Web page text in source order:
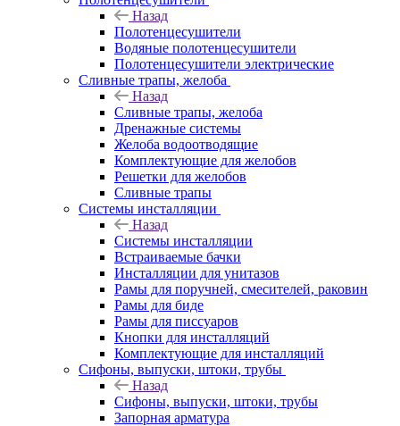
Назад
Полотенцесушители
Водяные полотенцесушители
Полотенцесушители электрические
Сливные трапы, желоба
Назад
Сливные трапы, желоба
Дренажные системы
Желоба водоотводящие
Комплектующие для желобов
Решетки для желобов
Сливные трапы
Системы инсталляции
Назад
Системы инсталляции
Встраиваемые бачки
Инсталляции для унитазов
Рамы для поручней, смесителей, раковин
Рамы для биде
Рамы для писсуаров
Кнопки для инсталляций
Комплектующие для инсталляций
Сифоны, выпуски, штоки, трубы
Назад
Сифоны, выпуски, штоки, трубы
Запорная арматура